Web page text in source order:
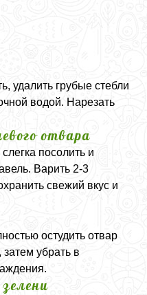
удалить грубые стебли
водой. Нарезать
отвара
посолить и
Варить 2-3
свежий вкус и
остудить отвар
убрать в